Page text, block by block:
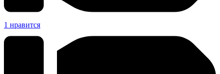
1 нравится